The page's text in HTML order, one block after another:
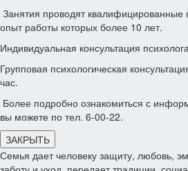
Занятия проводят квалифицированные
опыт работы которых более 10 лет.
Индивидуальная консультация
Групповая психологическая
час.
Более подробно ознакомиться с
вы можете по тел. 6-00-22.
ЗАКРЫТЬ
Семья дает человеку защиту, любовь,